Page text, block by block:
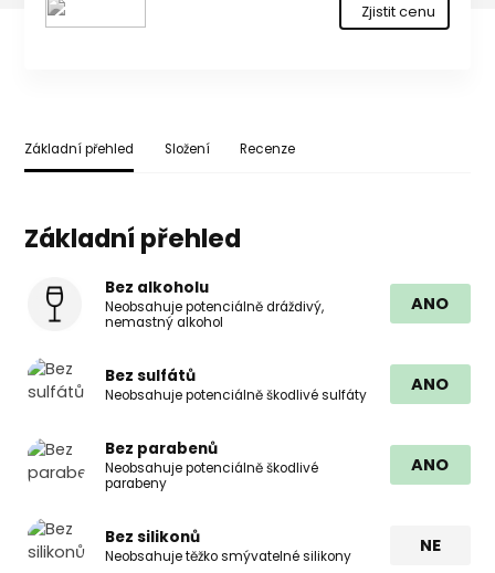
Zjistit cenu
Základní přehled Složení Recenze
Základní přehled
Bez alkoholu
Neobsahuje potenciálně dráždivý,
nemastný alkohol
ANO
Bez sulfátů
Neobsahuje potenciálně škodlivé sulfáty
ANO
Bez parabenů
Neobsahuje potenciálně škodlivé
parabeny
ANO
Bez silikonů
Neobsahuje těžko smývatelné silikony
NE